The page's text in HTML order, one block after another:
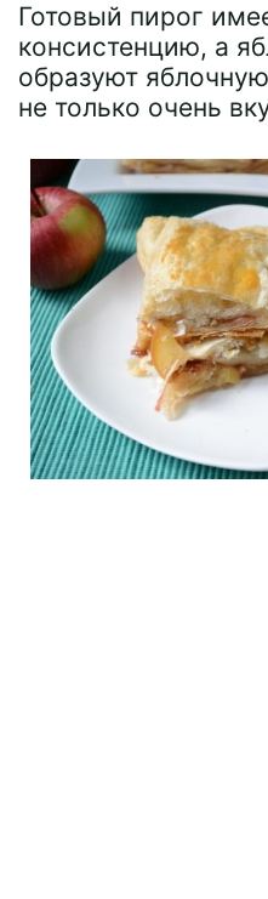
Готовый пирог
консистенцию, а
образуют
не только очень